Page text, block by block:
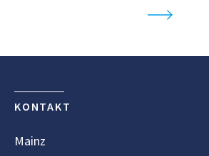
KONTAKT
Mainz